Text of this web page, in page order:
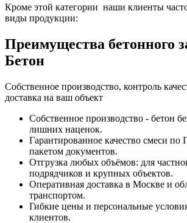
Кроме этой категории наши клиенты
виды продукции:
Преимущества бетонного
Бетон
Собственное производство, контроль
доставка на ваш объект
Собственное производство - бетон
лишних наценок.
Гарантированное качество смеси
пакетом документов.
Отгрузка любых объёмов: для
подрядчиков и крупных объектов.
Оперативная доставка в Москве и
транспортом.
Гибкие цены и персональные
клиентов.